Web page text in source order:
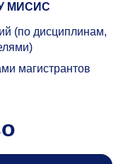
МИСИС
(по дисциплинам,
магистрантов